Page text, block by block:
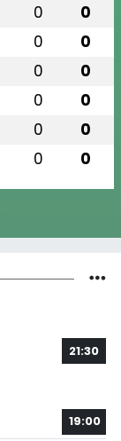
0 0
0 0
0 0
0 0
0 0
0 0
21:30
19:00